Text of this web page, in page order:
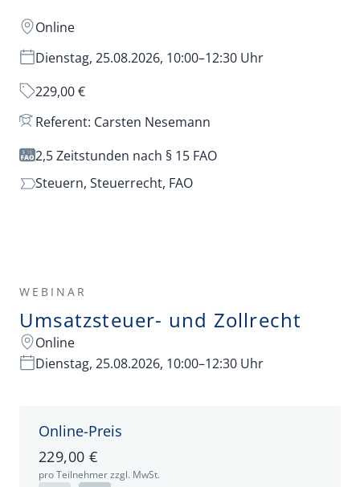
Online
Dienstag, 25.08.2026, 10:00–12:30 Uhr
229,00 €
Referent: Carsten Nesemann
2,5 Zeitstunden nach § 15 FAO
Steuern, Steuerrecht, FAO
WEBINAR
Umsatzsteuer- und Zollrecht
Online
Dienstag, 25.08.2026, 10:00–12:30 Uhr
Online-Preis
229,00 €
pro Teilnehmer zzgl. MwSt.